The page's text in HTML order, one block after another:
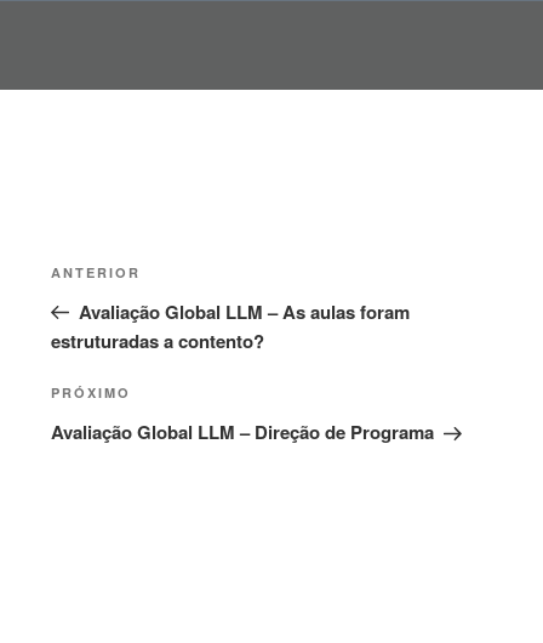
Navegação
Post
Post
anterior
ANTERIOR
Avaliação Global LLM – As aulas foram
estruturadas a contento?
Próximo
post
PRÓXIMO
Avaliação Global LLM – Direção de Programa